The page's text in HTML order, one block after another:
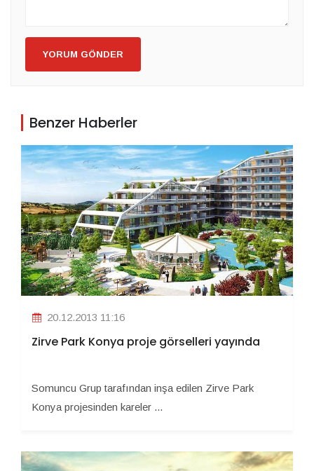
YORUM GÖNDER
Benzer Haberler
20.12.2013 11:16
Zirve Park Konya proje görselleri yayında
Somuncu Grup tarafından inşa edilen Zirve Park
Konya projesinden kareler ...